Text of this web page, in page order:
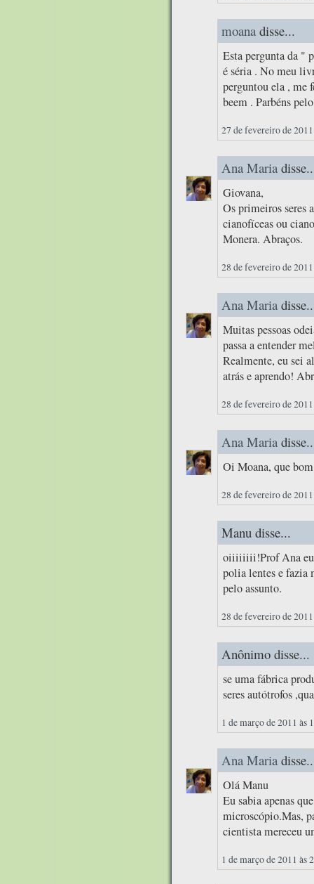
moana disse...
Esta pergunta da "
é séria . No meu
perguntou ela , me
beem . Parbéns
27 de fevereiro de
Ana Maria
Giovana,
Os primeiros seres
cianofíceas ou
Monera. Abraços.
28 de fevereiro de
Ana Maria
Muitas pessoas
passa a entender
Realmente, eu sei
atrás e aprendo!
28 de fevereiro de
Ana Maria
Oi Moana, que
28 de fevereiro de
Manu disse...
oiiiiiiii!Prof Ana eu
polia lentes e fazia
pelo assunto.
28 de fevereiro de
Anônimo disse...
se uma fábrica
seres autótrofos
1 de março de 2011 às
Ana Maria
Olá Manu
Eu sabia apenas
microscópio.Mas,
cientista mereceu
1 de março de 2011 às